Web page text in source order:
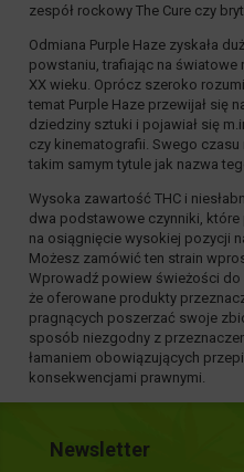
zespół rockowy The Cure czy
Odmiana Purple Haze zyskała
powstaniu, trafiając na światowe
XX wieku. Oprócz szeroko
temat Purple Haze przewijał się
dziedziny sztuki i pojawiał się
czy kinematografii. Swego
takim samym tytule jak nazwa
Wysoka zawartość THC i
dwa podstawowe czynniki, które
na osiągnięcie wysokiej pozycji
Możesz zamówić ten strain
Wprowadź powiew świeżości do
że oferowane produkty
pragnących poszerzać swoje
sposób niezgodny z
łamaniem obowiązujących
konsekwencjami prawnymi.
Newsletter